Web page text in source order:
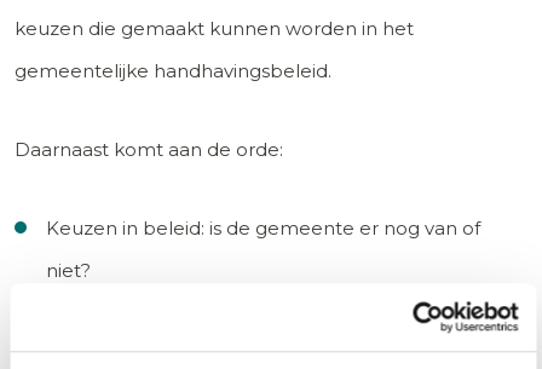
keuzen die gemaakt kunnen worden in het
gemeentelijke handhavingsbeleid.
Daarnaast komt aan de orde:
Keuzen in beleid: is de gemeente er nog van of
niet?
De unhappy flow: wat als het mis gaat tijdens de
bouw?